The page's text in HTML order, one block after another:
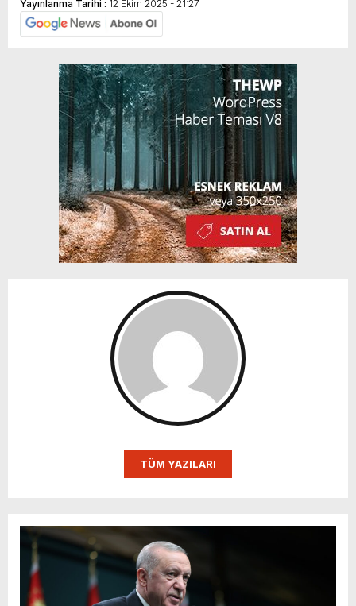
Yayınlanma Tarihi : 12 Ekim 2025 - 21:27
TÜM YAZILARI